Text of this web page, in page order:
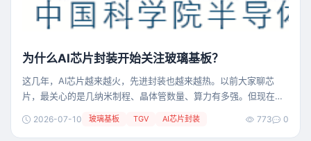
为什么AI芯片封装开始关注玻璃基板？
这几年，AI芯片越来越火，先进封装也越来越热。以前大家聊芯
片，最关心的是几纳米制程、晶体管数量、算力有多强。但现在，
连在一起？ 这就是封装的问题。 在AI芯片时代，封装不再只是“给
2026-07-10 玻璃基板 TGV AI芯片封装 773 0